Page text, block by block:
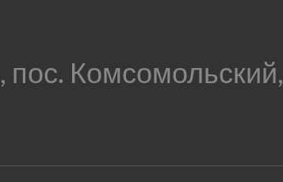
Комсомольский,